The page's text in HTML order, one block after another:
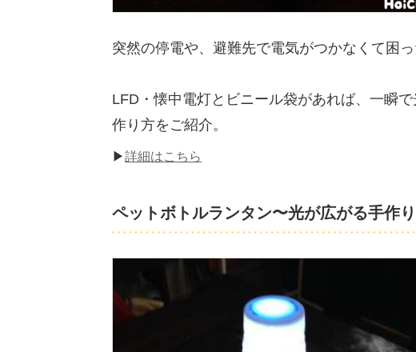
突然の停電や、避難先で電気がつかなくて困っ
LFD・懐中電灯とビニール袋があれば、一瞬
作り方をご紹介。
▶詳細はこちら
ペットボトルランタン〜光が広がる手作